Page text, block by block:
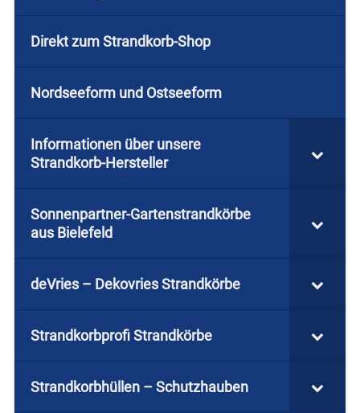
Direkt zum Strandkorb-Shop
Nordseeform und Ostseeform
Informationen über unsere
Strandkorb-Hersteller
Sonnenpartner-Gartenstrandkörbe
aus Bielefeld
deVries – Dekovries Strandkörbe
Strandkorbprofi Strandkörbe
Strandkorbhüllen – Schutzhauben